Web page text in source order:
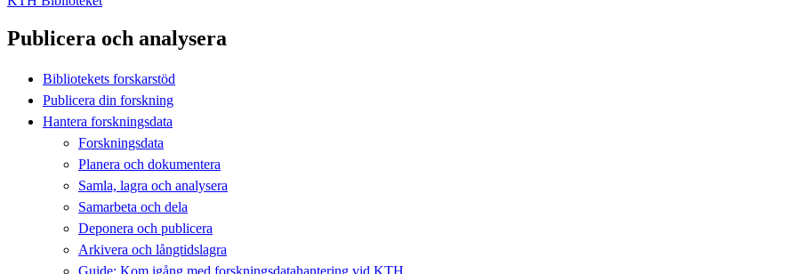
Publicera och analysera
Bibliotekets forskarstöd
Publicera din forskning
Hantera forskningsdata
Forskningsdata
Planera och dokumentera
Samla, lagra och analysera
Samarbeta och dela
Deponera och publicera
Arkivera och långtidslagra
Guide: Kom igång med forskningsdatahantering vid KTH